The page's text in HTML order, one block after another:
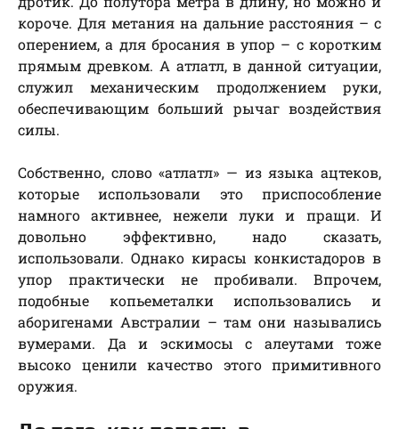
короче. Для метания на дальние расстояния – с
оперением, а для бросания в упор – с коротким
прямым древком. А атлатл, в данной ситуации,
служил механическим продолжением руки,
обеспечивающим больший рычаг воздействия
силы.
Собственно, слово «атлатл» — из языка ацтеков,
которые использовали это приспособление
намного активнее, нежели луки и пращи. И
довольно эффективно, надо сказать,
использовали. Однако кирасы конкистадоров в
упор практически не пробивали. Впрочем,
подобные копьеметалки использовались и
аборигенами Австралии – там они назывались
вумерами. Да и эскимосы с алеутами тоже
высоко ценили качество этого примитивного
оружия.